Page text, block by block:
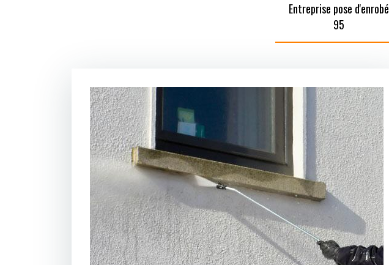
Entreprise pose d'enrobé
95